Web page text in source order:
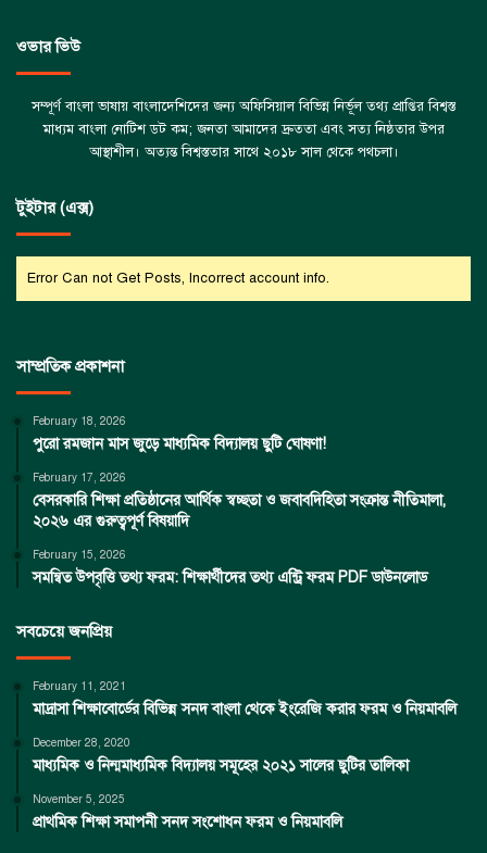
ওভার ভিউ
সম্পূর্ণ বাংলা ভাষায় বাংলাদেশিদের জন্য অফিসিয়াল বিভিন্ন নির্ভূল তথ্য প্রাপ্তির বিশ্বস্ত
মাধ্যম বাংলা নোটিশ ডট কম; জনতা আমাদের দ্রুততা এবং সত্য নিষ্ঠতার উপর
আস্থাশীল। অত্যন্ত বিশ্বস্ততার সাথে ২০১৮ সাল থেকে পথচলা।
টুইটার (এক্স)
Error Can not Get Posts, Incorrect account info.
সাম্প্রতিক প্রকাশনা
February 18, 2026
পুরো রমজান মাস জুড়ে মাধ্যমিক বিদ্যালয় ছুটি ঘোষণা!
February 17, 2026
বেসরকারি শিক্ষা প্রতিষ্ঠানের আর্থিক স্বচ্ছতা ও জবাবদিহিতা সংক্রান্ত নীতিমালা,
২০২৬ এর গুরুত্বপূর্ণ বিষয়াদি
February 15, 2026
সমন্বিত উপবৃত্তি তথ্য ফরম: শিক্ষার্থীদের তথ্য এন্ট্রি ফরম PDF ডাউনলোড
সবচেয়ে জনপ্রিয়
February 11, 2021
মাদ্রাসা শিক্ষাবোর্ডের বিভিন্ন সনদ বাংলা থেকে ইংরেজি করার ফরম ও নিয়মাবলি
December 28, 2020
মাধ্যমিক ও নিন্মমাধ্যমিক বিদ্যালয় সমূহের ২০২১ সালের ছুটির তালিকা
November 5, 2025
প্রাথমিক শিক্ষা সমাপনী সনদ সংশোধন ফরম ও নিয়মাবলি